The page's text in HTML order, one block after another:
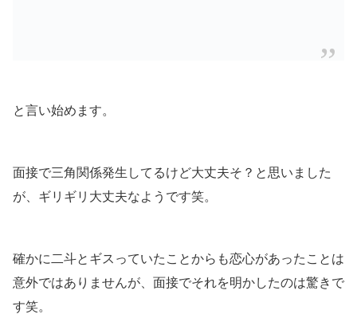
と言い始めます。
面接で三角関係発生してるけど大丈夫そ？と思いました
が、ギリギリ大丈夫なようです笑。
確かに二斗とギスっていたことからも恋心があったことは
意外ではありませんが、面接でそれを明かしたのは驚きで
す笑。